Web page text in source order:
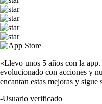
«Llevo unos 5 años con la
evolucionado con acciones y
encantan estas mejoras y
-Usuario verificado